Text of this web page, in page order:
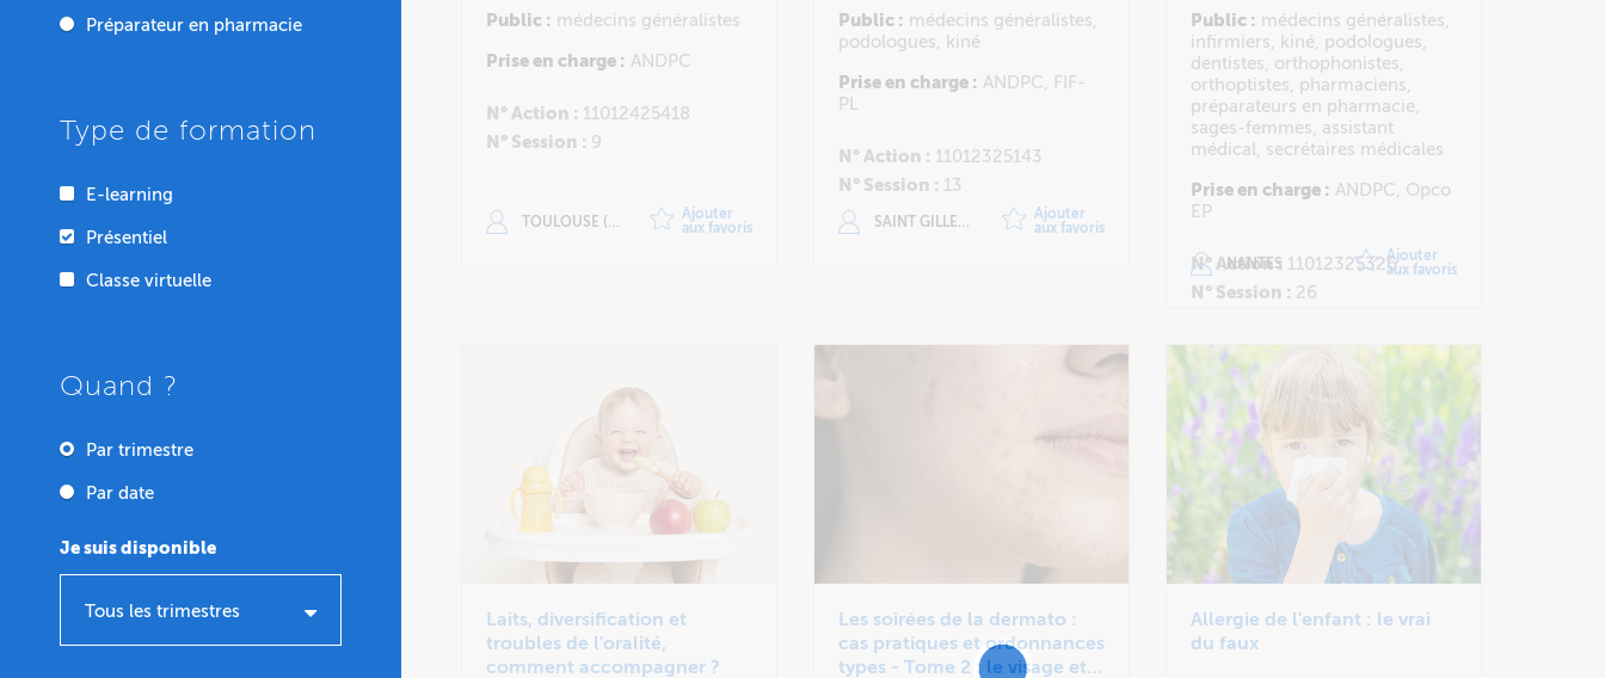
Préparateur en pharmacie
Type de formation
E-learning
Présentiel
Classe virtuelle
Quand ?
Par trimestre
Par date
Je suis disponible
Tous les trimestres
Public : médecins généralistes
Prise en charge : ANDPC
N° Action : 11012425418
N° Session : 9
TOULOUSE (BLAGNAC)
Ajouter
aux favoris
Public : médecins généralistes,
podologues, kiné
Prise en charge : ANDPC, FIF-
PL
N° Action : 11012325143
N° Session : 13
SAINT GILLES LES BAINS
Ajouter
aux favoris
Public : médecins généralistes,
infirmiers, kiné, podologues,
dentistes, orthophonistes,
orthoptistes, pharmaciens,
préparateurs en pharmacie,
sages-femmes, assistant
médical, secrétaires médicales
Prise en charge : ANDPC, Opco
EP
N° Action : 11012325326
N° Session : 26
NANTES
Ajouter
aux favoris
Laits, diversification et
troubles de l'oralité,
comment accompagner ?
Les soirées de la dermato :
cas pratiques et ordonnances
types - Tome 2 : le visage et
Allergie de l'enfant : le vrai
du faux